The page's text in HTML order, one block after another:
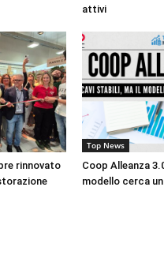
attivi
rinnovato
Top News
Coop Alleanza
modello cerca